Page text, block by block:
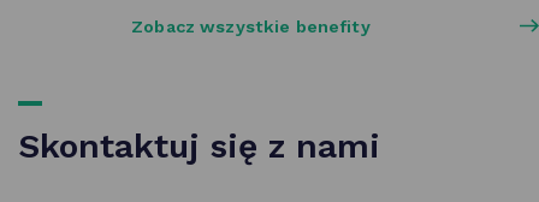
Zobacz wszystkie benefity
Skontaktuj się z nami